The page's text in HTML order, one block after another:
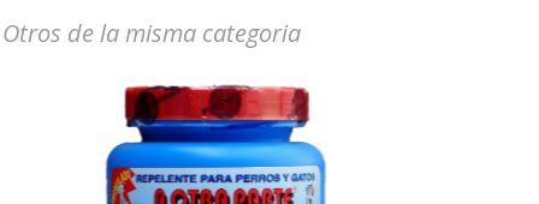
Otros de la misma categoria